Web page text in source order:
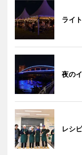
ライ
夜の
レシ